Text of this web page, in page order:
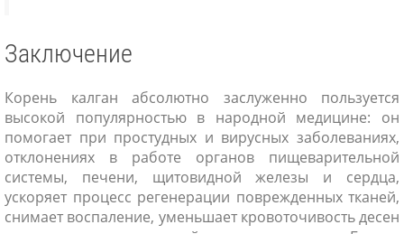
Заключение
Корень калган абсолютно заслуженно пользуется
высокой популярностью в народной медицине: он
помогает при простудных и вирусных заболеваниях,
отклонениях в работе органов пищеварительной
системы, печени, щитовидной железы и сердца,
ускоряет процесс регенерации поврежденных тканей,
снимает воспаление, уменьшает кровоточивость десен